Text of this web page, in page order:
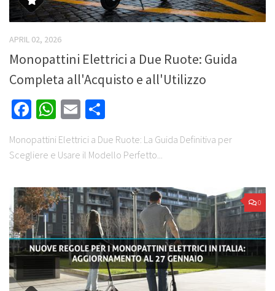
APRIL 02, 2026
Monopattini Elettrici a Due Ruote: Guida
Completa all'Acquisto e all'Utilizzo
Facebook
WhatsApp
Email
Monopattini Elettrici a Due Ruote: La Guida Definitiva per
Scegliere e Usare il Modello Perfetto...
0